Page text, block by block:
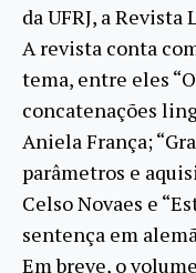
da UFRJ, a Revista
A revista conta
tema, entre eles
concatenações
Aniela França;
parâmetros e
Celso Novaes e
sentença em
Em breve, o